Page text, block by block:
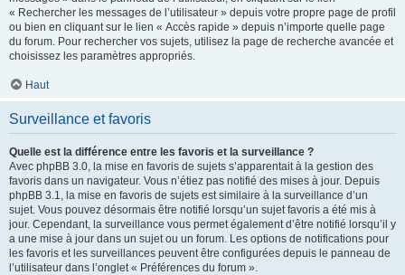
« Rechercher les messages de l’utilisateur » depuis votre propre page de profil
ou bien en cliquant sur le lien « Accès rapide » depuis n’importe quelle page
du forum. Pour rechercher vos sujets, utilisez la page de recherche avancée et
choisissez les paramètres appropriés.
Haut
Surveillance et favoris
Quelle est la différence entre les favoris et la surveillance ?
Avec phpBB 3.0, la mise en favoris de sujets s’apparentait à la gestion des
favoris dans un navigateur. Vous n’étiez pas notifié des mises à jour. Depuis
phpBB 3.1, la mise en favoris de sujets est similaire à la surveillance d’un
sujet. Vous pouvez désormais être notifié lorsqu’un sujet favoris a été mis à
jour. Cependant, la surveillance vous permet également d’être notifié lorsqu’il y
a une mise à jour dans un sujet ou un forum. Les options de notifications pour
les favoris et les surveillances peuvent être configurées depuis le panneau de
l’utilisateur dans l’onglet « Préférences du forum ».